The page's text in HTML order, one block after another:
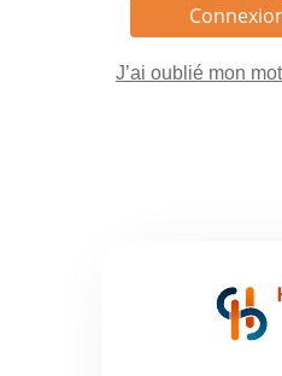
J’ai oublié mon